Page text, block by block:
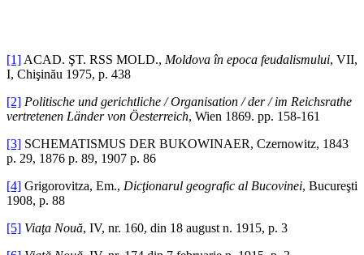
[1] ACAD. ŞT. RSS MOLD., Moldova în epoca feudalismului, VII,
I, Chişinău 1975, p. 438
[2] Politische und gerichtliche / Organisation / der / im Reichsrathe
vertretenen Länder von Öesterreich, Wien 1869. pp. 158-161
[3] SCHEMATISMUS DER BUKOWINAER, Czernowitz, 1843
p. 29, 1876 p. 89, 1907 p. 86
[4] Grigorovitza, Em., Dicţionarul geografic al Bucovinei, Bucureşti
1908, p. 88
[5] Viaţa Nouă, IV, nr. 160, din 18 august n. 1915, p. 3